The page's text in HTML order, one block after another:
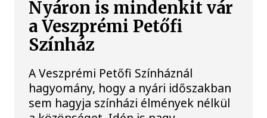
Nyáron is mindenkit vár
a Veszprémi Petőfi
Színház
A Veszprémi Petőfi Színháznál
hagyomány, hogy a nyári időszakban
sem hagyja színházi élmények nélkül